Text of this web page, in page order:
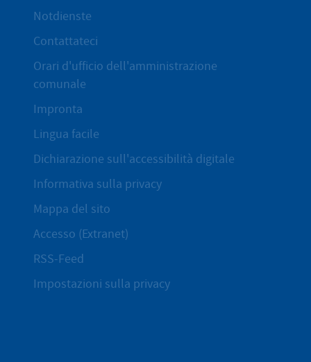
Notdienste
Contattateci
Orari d'ufficio dell'amministrazione
comunale
Impronta
Lingua facile
Dichiarazione sull'accessibilità digitale
Informativa sulla privacy
Mappa del sito
Accesso (Extranet)
RSS-Feed
Impostazioni sulla privacy